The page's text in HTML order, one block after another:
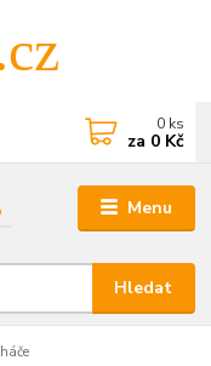
Menu
Hledat
0 ks
za 0 Kč